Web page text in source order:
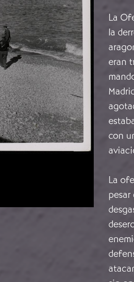
La
la
eran
con
La
pesar